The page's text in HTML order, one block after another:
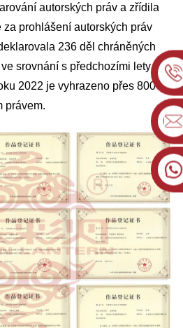
autorských práv a zřídila
prohlášení autorských práv
236 děl chráněných
srovnání s předchozími lety
2022 je vyhrazeno přes 800
právem.